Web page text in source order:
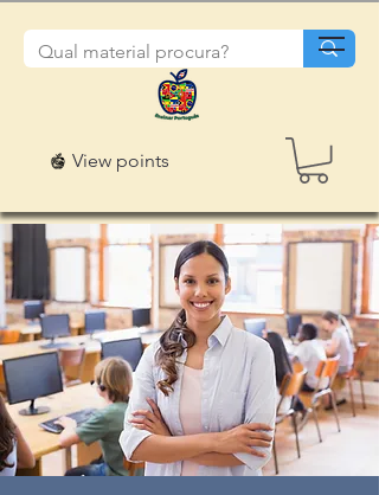
View points